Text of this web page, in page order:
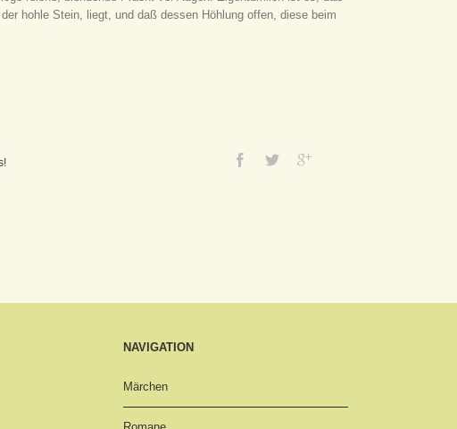
hohle Stein, liegt, und daß dessen Höhlung offen, diese beim
NAVIGATION
Märchen